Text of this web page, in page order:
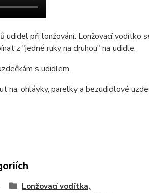
udidel při lonžování. Lonžovací
z "jedné ruky na druhou" na udidle.
s udidlem.
na: ohlávky, parelky a bezudidlové
Lonžovací vodítka,